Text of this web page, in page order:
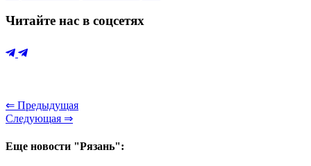
Читайте нас в соцсетях
⇐ Предыдущая
Следующая ⇒
Еще новости "Рязань":